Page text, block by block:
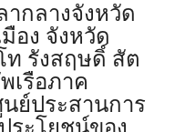
ากลางจังหวัด
อง จังหวัด
ท รังสฤษดิ์ สัต
เรือภาค
ย์ประสานการ